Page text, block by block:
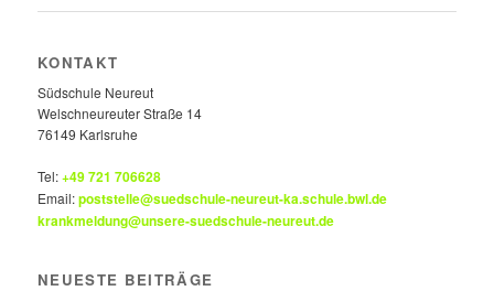
KONTAKT
Südschule Neureut
Welschneureuter Straße 14
76149 Karlsruhe
Tel:+49 721 706628
Email:poststelle@suedschule-neureut-ka.schule.bwl.de
krankmeldung@unsere-suedschule-neureut.de
NEUESTE BEITRÄGE